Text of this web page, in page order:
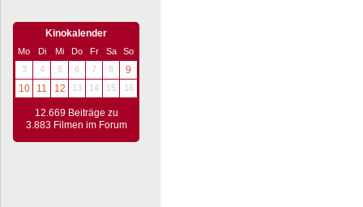
Kinokalender
Mo Di Mi Do Fr Sa
So
3
4 5 6 7 8
9
10
11 12 13 14 15 16
12.669 Beiträge zu
3.883 Filmen im Forum